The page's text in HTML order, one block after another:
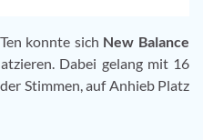
konnte sich New Balance
Dabei gelang mit 16
Stimmen, auf Anhieb Platz